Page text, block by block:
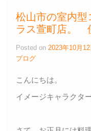
b
o
o
k
松山市の室内型
ラス萱町店。
Posted on 2023年10月12
ブログ
こんにちは。
イメージキャラクタ